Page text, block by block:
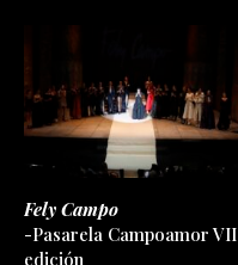
Fely Campo
-Pasarela Campoamor VII
edición